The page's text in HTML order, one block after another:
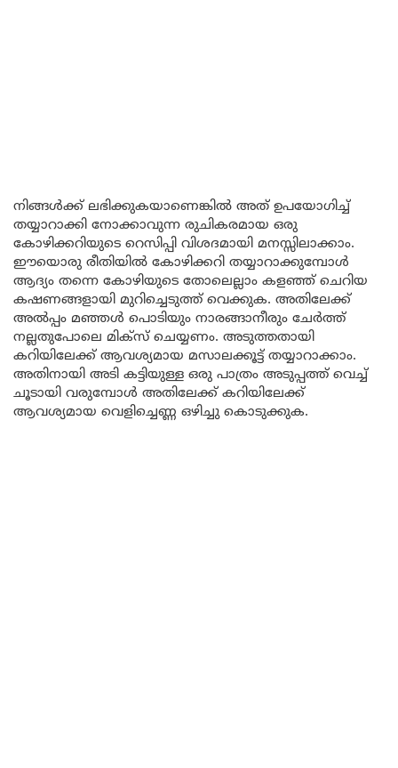
നിങ്ങൾക്ക് ലഭിക്കുകയാണെങ്കിൽ അത് ഉപയോഗിച്ച്
തയ്യാറാക്കി നോക്കാവുന്ന രുചികരമായ ഒരു
കോഴിക്കറിയുടെ റെസിപ്പി വിശദമായി മനസ്സിലാക്കാം.
ഈയൊരു രീതിയിൽ കോഴിക്കറി തയ്യാറാക്കുമ്പോൾ
ആദ്യം തന്നെ കോഴിയുടെ തോലെല്ലാം കളഞ്ഞ് ചെറിയ
കഷണങ്ങളായി മുറിച്ചെടുത്ത് വെക്കുക. അതിലേക്ക്
അൽപ്പം മഞ്ഞൾ പൊടിയും നാരങ്ങാനീരും ചേർത്ത്
നല്ലതുപോലെ മിക്സ് ചെയ്യണം. അടുത്തതായി
കറിയിലേക്ക് ആവശ്യമായ മസാലക്കൂട്ട് തയ്യാറാക്കാം.
അതിനായി അടി കട്ടിയുള്ള ഒരു പാത്രം അടുപ്പത്ത് വെച്ച്
ചൂടായി വരുമ്പോൾ അതിലേക്ക് കറിയിലേക്ക്
ആവശ്യമായ വെളിച്ചെണ്ണ ഒഴിച്ചു കൊടുക്കുക.